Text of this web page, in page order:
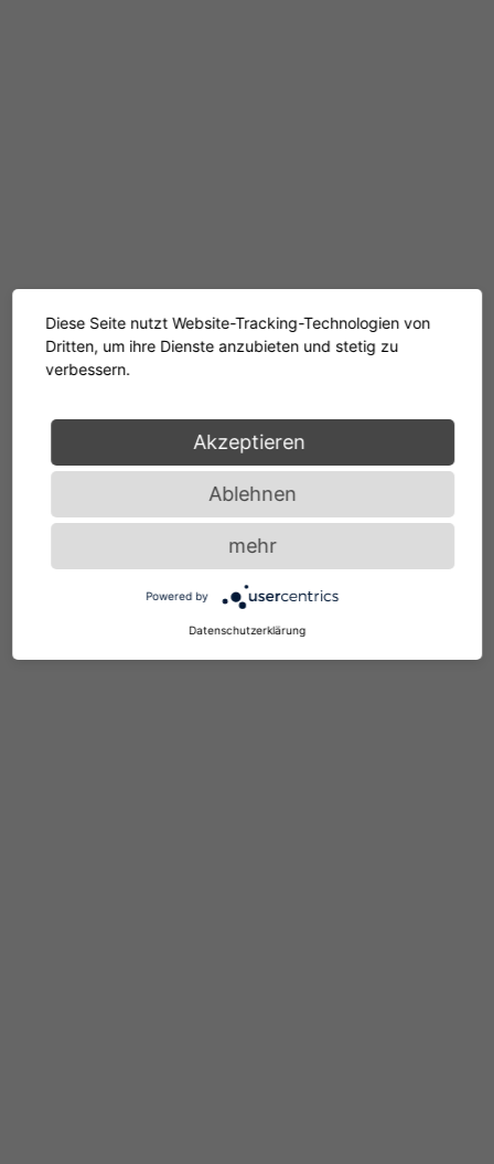
Diese Seite nutzt Website-Tracking-Technologien von
Dritten, um ihre Dienste anzubieten und stetig zu
verbessern.
Akzeptieren
Ablehnen
mehr
Powered by
Datenschutzerklärung